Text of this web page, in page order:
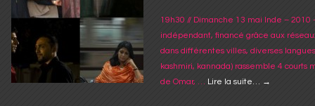
19h30 // Dimanche 13 mai Inde – 2010
indépendant, financé grâce aux
dans différentes villes, diverses
kashmiri, kannada) rassemble 4 courts
de Omar, … Lire la suite… →